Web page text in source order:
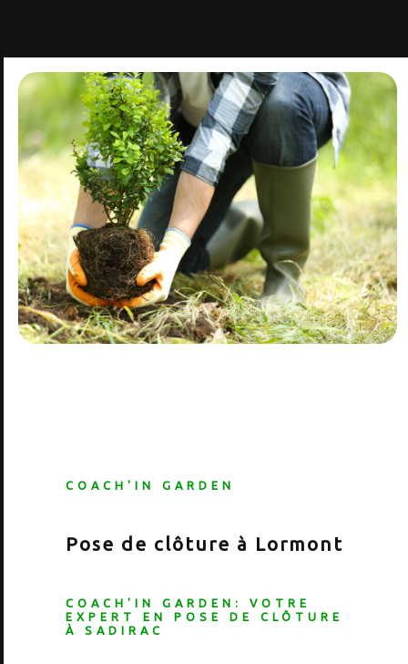
COACH'IN GARDEN
Pose de clôture à Lormont
COACH'IN GARDEN: VOTRE
EXPERT EN POSE DE CLÔTURE
À SADIRAC